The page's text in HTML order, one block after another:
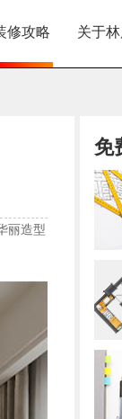
修攻略 关于
丽造型
免